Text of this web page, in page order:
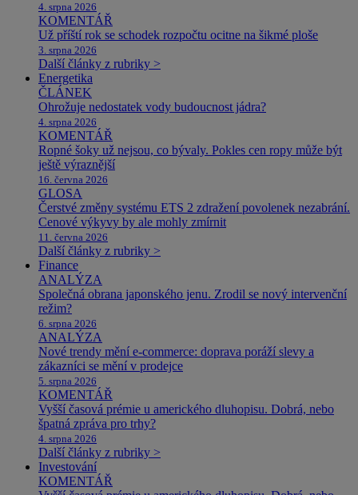
4. srpna 2026
KOMENTÁŘ
Už příští rok se schodek rozpočtu ocitne na šikmé ploše
3. srpna 2026
Další články z rubriky >
Energetika
ČLÁNEK
Ohrožuje nedostatek vody budoucnost jádra?
4. srpna 2026
KOMENTÁŘ
Ropné šoky už nejsou, co bývaly. Pokles cen ropy může být
ještě výraznější
16. června 2026
GLOSA
Čerstvé změny systému ETS 2 zdražení povolenek nezabrání.
Cenové výkyvy by ale mohly zmírnit
11. června 2026
Další články z rubriky >
Finance
ANALÝZA
Společná obrana japonského jenu. Zrodil se nový intervenční
režim?
6. srpna 2026
ANALÝZA
Nové trendy mění e-commerce: doprava poráží slevy a
zákazníci se mění v prodejce
5. srpna 2026
KOMENTÁŘ
Vyšší časová prémie u amerického dluhopisu. Dobrá, nebo
špatná zpráva pro trhy?
4. srpna 2026
Další články z rubriky >
Investování
KOMENTÁŘ